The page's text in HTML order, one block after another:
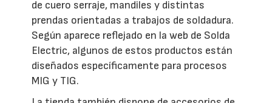
de cuero serraje, mandiles y distintas
prendas orientadas a trabajos de soldadura.
Según aparece reflejado en la web de Solda
Electric, algunos de estos productos están
diseñados específicamente para procesos
MIG y TIG.